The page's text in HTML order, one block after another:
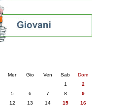
Mer Gio Ven Sab
Dom
1
2
5 6 7 8
9
12 13 14 15
16